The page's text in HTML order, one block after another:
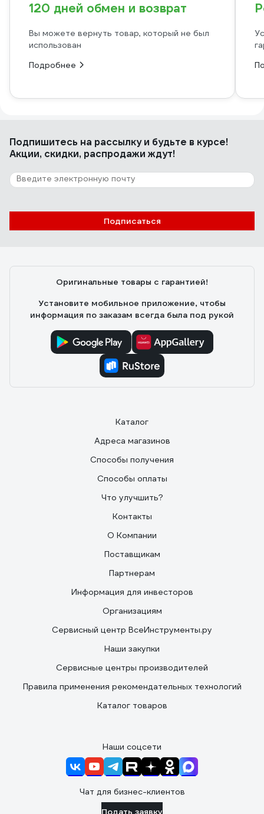
120 дней обмен и возврат
Вы можете вернуть товар, который не был
использован
Подробнее
Подпишитесь на рассылкуи будьте в курсе!
Акции, скидки, распродажи ждут!
Подписаться
Оригинальные товары с гарантией!
Установите мобильное приложение, чтобы
информация по заказам всегда была под рукой
Каталог
Адреса магазинов
Способы получения
Способы оплаты
Что улучшить?
Контакты
О Компании
Поставщикам
Партнерам
Информация для инвесторов
Организациям
Сервисный центр ВсеИнструменты.ру
Наши закупки
Сервисные центры производителей
Правила применения рекомендательных технологий
Каталог товаров
Наши соцсети
Чат для бизнес-клиентов
Подать заявку